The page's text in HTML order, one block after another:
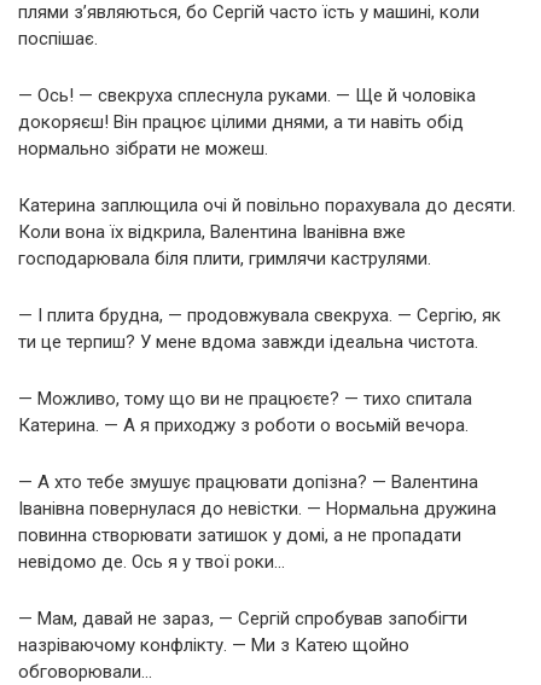
плями з’являються, бо Сергій часто їсть у машині, коли
поспішає.
— Ось! — свекруха сплеснула руками. — Ще й чоловіка
докоряєш! Він працює цілими днями, а ти навіть обід
нормально зібрати не можеш.
Катерина заплющила очі й повільно порахувала до десяти.
Коли вона їх відкрила, Валентина Іванівна вже
господарювала біля плити, гримлячи каструлями.
— І плита брудна, — продовжувала свекруха. — Сергію, як
ти це терпиш? У мене вдома завжди ідеальна чистота.
— Можливо, тому що ви не працюєте? — тихо спитала
Катерина. — А я приходжу з роботи о восьмій вечора.
— А хто тебе змушує працювати допізна? — Валентина
Іванівна повернулася до невістки. — Нормальна дружина
повинна створювати затишок у домі, а не пропадати
невідомо де. Ось я у твої роки…
— Мам, давай не зараз, — Сергій спробував запобігти
назріваючому конфлікту. — Ми з Катею щойно
обговорювали…